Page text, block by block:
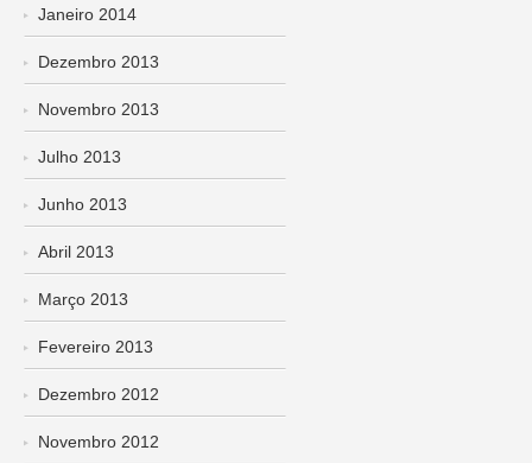
Janeiro 2014
Dezembro 2013
Novembro 2013
Julho 2013
Junho 2013
Abril 2013
Março 2013
Fevereiro 2013
Dezembro 2012
Novembro 2012